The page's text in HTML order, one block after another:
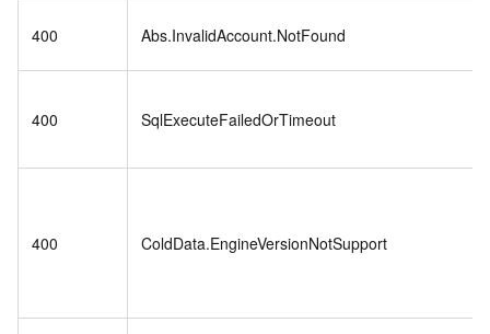
400 Abs.InvalidAccount.NotFound
400 SqlExecuteFailedOrTimeout
400 ColdData.EngineVersionNotSupport